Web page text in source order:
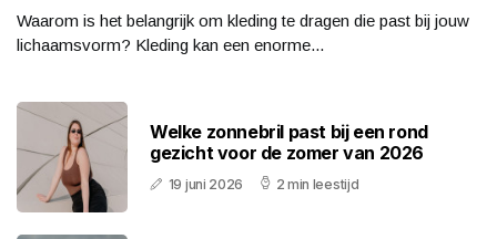
Waarom is het belangrijk om kleding te dragen die past bij jouw
lichaamsvorm? Kleding kan een enorme...
Welke zonnebril past bij een rond
gezicht voor de zomer van 2026
19 juni 2026 2 min leestijd